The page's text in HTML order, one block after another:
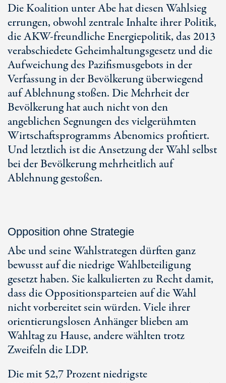
Die Koalition unter Abe hat diesen Wahlsieg
errungen, obwohl zentrale Inhalte ihrer Politik,
die AKW-freundliche Energiepolitik, das 2013
verabschiedete Geheimhaltungsgesetz und die
Aufweichung des Pazifismusgebots in der
Verfassung in der Bevölkerung überwiegend
auf Ablehnung stoßen. Die Mehrheit der
Bevölkerung hat auch nicht von den
angeblichen Segnungen des vielgerühmten
Wirtschaftsprogramms Abenomics profitiert.
Und letztlich ist die Ansetzung der Wahl selbst
bei der Bevölkerung mehrheitlich auf
Ablehnung gestoßen.
Opposition ohne Strategie
Abe und seine Wahlstrategen dürften ganz
bewusst auf die niedrige Wahlbeteiligung
gesetzt haben. Sie kalkulierten zu Recht damit,
dass die Oppositionsparteien auf die Wahl
nicht vorbereitet sein würden. Viele ihrer
orientierungslosen Anhänger blieben am
Wahltag zu Hause, andere wählten trotz
Zweifeln die LDP.
Die mit 52,7 Prozent niedrigste